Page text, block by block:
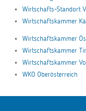
Wirtschafts-Standort
Wirtschaftskammer
Wirtschaftskammer
Wirtschaftskammer
Wirtschaftskammer
WKO Oberösterreich